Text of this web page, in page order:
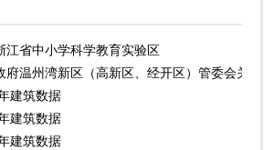
江省中小学科学教育实验区
府温州湾新区（高新区、经开区）管委会关
建筑数据
建筑数据
建筑数据